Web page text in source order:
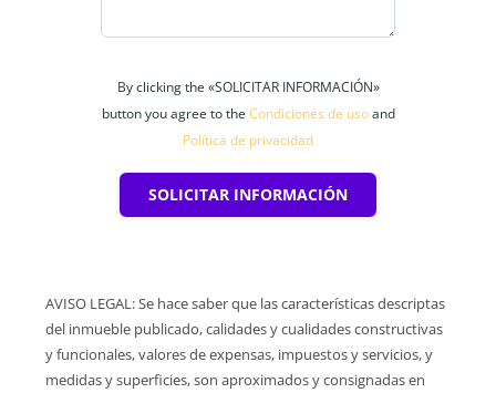
By clicking the «SOLICITAR INFORMACIÓN»
button you agree to the Condiciones de usoand
Política de privacidad
SOLICITAR INFORMACIÓN
AVISO LEGAL: Se hace saber que las características descriptas
del inmueble publicado, calidades y cualidades constructivas
y funcionales, valores de expensas, impuestos y servicios, y
medidas y superficies, son aproximados y consignadas en